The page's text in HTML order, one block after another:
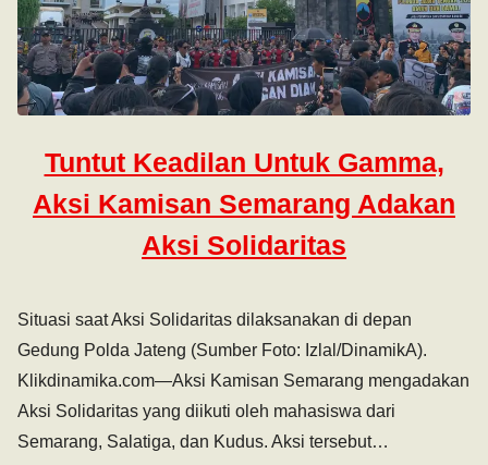
Tuntut Keadilan Untuk Gamma,
Aksi Kamisan Semarang Adakan
Aksi Solidaritas
Situasi saat Aksi Solidaritas dilaksanakan di depan
Gedung Polda Jateng (Sumber Foto: Izlal/DinamikA).
Klikdinamika.com—Aksi Kamisan Semarang mengadakan
Aksi Solidaritas yang diikuti oleh mahasiswa dari
Semarang, Salatiga, dan Kudus. Aksi tersebut…